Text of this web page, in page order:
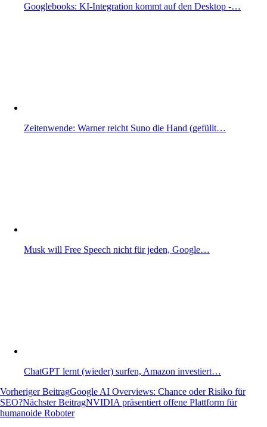
Googlebooks: KI-Integration kommt auf den Desktop -…
Zeitenwende: Warner reicht Suno die Hand (gefüllt…
Musk will Free Speech nicht für jeden, Google…
ChatGPT lernt (wieder) surfen, Amazon investiert…
Beitragsnavigation
Vorheriger BeitragGoogle AI Overviews: Chance oder Risiko für
SEO?Nächster BeitragNVIDIA präsentiert offene Plattform für
humanoide Roboter